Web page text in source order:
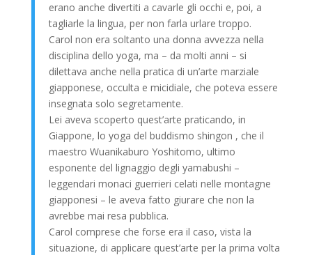
erano anche divertiti a cavarle gli occhi e, poi, a
tagliarle la lingua, per non farla urlare troppo.
Carol non era soltanto una donna avvezza nella
disciplina dello yoga, ma – da molti anni – si
dilettava anche nella pratica di un’arte marziale
giapponese, occulta e micidiale, che poteva essere
insegnata solo segretamente.
Lei aveva scoperto quest’arte praticando, in
Giappone, lo yoga del buddismo shingon , che il
maestro Wuanikaburo Yoshitomo, ultimo
esponente del lignaggio degli yamabushi –
leggendari monaci guerrieri celati nelle montagne
giapponesi – le aveva fatto giurare che non la
avrebbe mai resa pubblica.
Carol comprese che forse era il caso, vista la
situazione, di applicare quest’arte per la prima volta